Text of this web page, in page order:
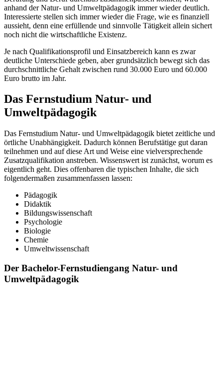
anhand der Natur- und Umweltpädagogik immer wieder deutlich.
Interessierte stellen sich immer wieder die Frage, wie es finanziell
aussieht, denn eine erfüllende und sinnvolle Tätigkeit allein sichert
noch nicht die wirtschaftliche Existenz.
Je nach Qualifikationsprofil und Einsatzbereich kann es zwar
deutliche Unterschiede geben, aber grundsätzlich bewegt sich das
durchschnittliche Gehalt zwischen rund 30.000 Euro und 60.000
Euro brutto im Jahr.
Das Fernstudium Natur- und
Umweltpädagogik
Das Fernstudium Natur- und Umweltpädagogik bietet zeitliche und
örtliche Unabhängigkeit. Dadurch können Berufstätige gut daran
teilnehmen und auf diese Art und Weise eine vielversprechende
Zusatzqualifikation anstreben. Wissenswert ist zunächst, worum es
eigentlich geht. Dies offenbaren die typischen Inhalte, die sich
folgendermaßen zusammenfassen lassen:
Pädagogik
Didaktik
Bildungswissenschaft
Psychologie
Biologie
Chemie
Umweltwissenschaft
Der Bachelor-Fernstudiengang Natur- und
Umweltpädagogik